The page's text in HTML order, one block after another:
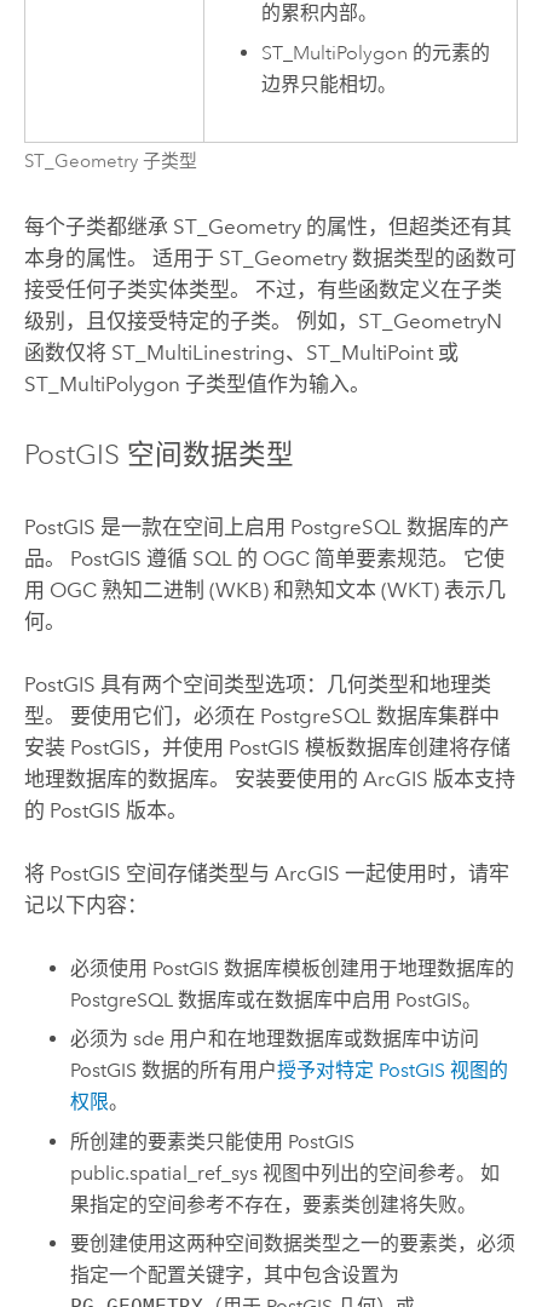
的累积内部。
ST_MultiPolygon 的元素的
边界只能相切。
ST_Geometry 子类型
每个子类都继承 ST_Geometry 的属性，但超类还有其
本身的属性。 适用于 ST_Geometry 数据类型的函数可
接受任何子类实体类型。 不过，有些函数定义在子类
级别，且仅接受特定的子类。 例如，ST_GeometryN
函数仅将 ST_MultiLinestring、ST_MultiPoint 或
ST_MultiPolygon 子类型值作为输入。
PostGIS 空间数据类型
PostGIS 是一款在空间上启用 PostgreSQL 数据库的产
品。 PostGIS 遵循 SQL 的 OGC简单要素规范。 它使
用 OGC熟知二进制 (WKB) 和熟知文本 (WKT) 表示几
何。
PostGIS 具有两个空间类型选项：几何类型和地理类
型。 要使用它们，必须在 PostgreSQL 数据库集群中
安装 PostGIS ，并使用 PostGIS 模板数据库创建将存储
地理数据库的数据库。 安装要使用的 ArcGIS 版本支持
的 PostGIS 版本。
将 PostGIS 空间存储类型与 ArcGIS 一起使用时，请牢
记以下内容：
必须使用 PostGIS 数据库模板创建用于地理数据库的
PostgreSQL 数据库或在数据库中启用 PostGIS。
必须为 sde 用户和在地理数据库或数据库中访问
PostGIS 数据的所有用户授予对特定 PostGIS 视图的
权限。
所创建的要素类只能使用 PostGIS
public.spatial_ref_sys 视图中列出的空间参考。 如
果指定的空间参考不存在，要素类创建将失败。
要创建使用这两种空间数据类型之一的要素类，必须
指定一个配置关键字，其中包含设置为